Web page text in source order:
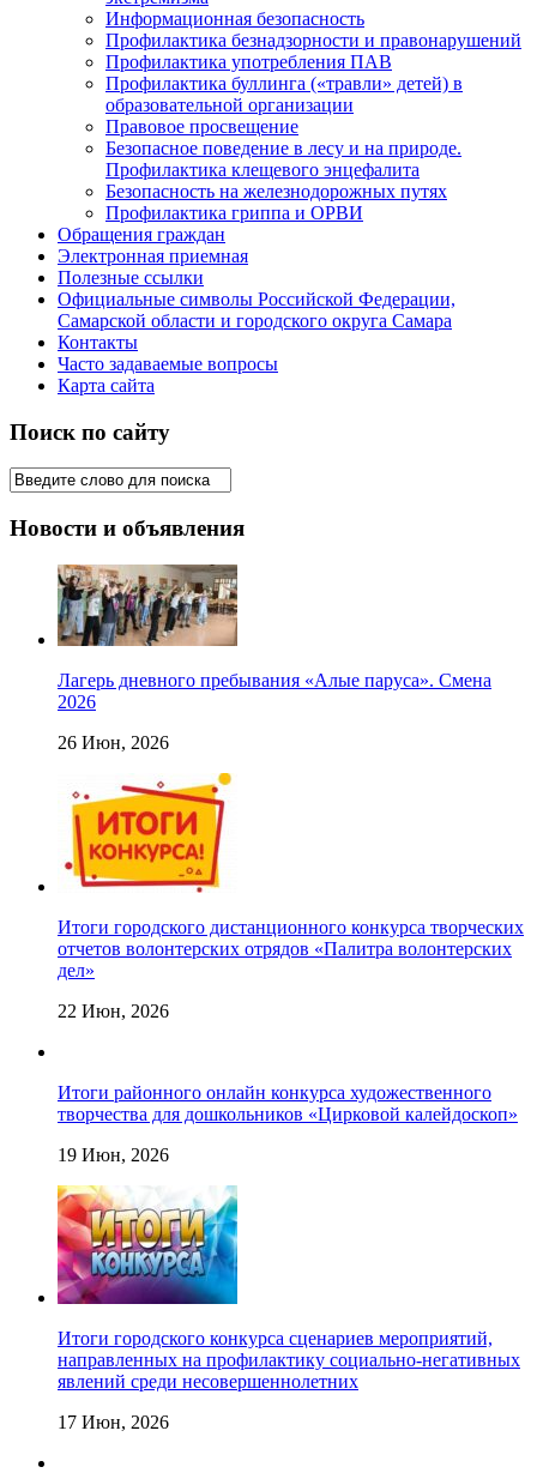
Информационная безопасность
Профилактика безнадзорности и правонарушений
Профилактика употребления ПАВ
Профилактика буллинга («травли» детей) в
образовательной организации
Правовое просвещение
Безопасное поведение в лесу и на природе.
Профилактика клещевого энцефалита
Безопасность на железнодорожных путях
Профилактика гриппа и ОРВИ
Обращения граждан
Электронная приемная
Полезные ссылки
Официальные символы Российской Федерации,
Самарской области и городского округа Самара
Контакты
Часто задаваемые вопросы
Карта сайта
Поиск по сайту
Новости и объявления
Лагерь дневного пребывания «Алые паруса». Смена
2026
26 Июн, 2026
Итоги городского дистанционного конкурса творческих
отчетов волонтерских отрядов «Палитра волонтерских
дел»
22 Июн, 2026
Итоги районного онлайн конкурса художественного
творчества для дошкольников «Цирковой калейдоскоп»
19 Июн, 2026
Итоги городского конкурса сценариев мероприятий,
направленных на профилактику социально-негативных
явлений среди несовершеннолетних
17 Июн, 2026